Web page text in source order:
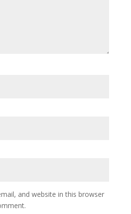
and website in this browser